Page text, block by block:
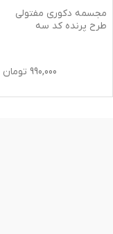
مجسمه دکوری مفتولی
طرح پرنده کد سه
990,000 تومان